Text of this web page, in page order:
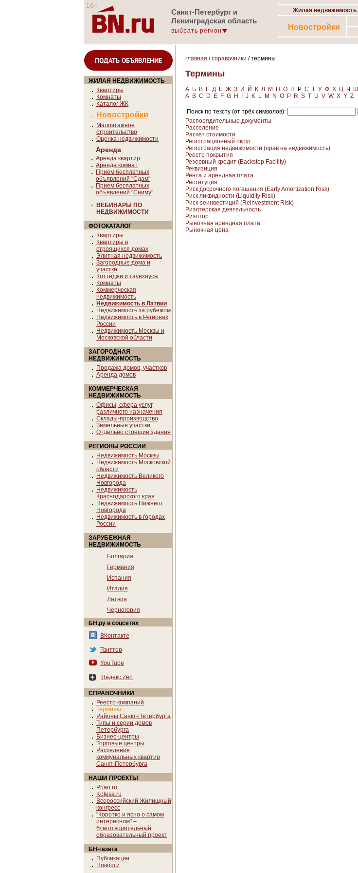
Санкт-Петербург и
Ленинградская область
выбрать регион
Жилая недвижимость
Новостройки
ПОДАТЬ ОБЪЯВЛЕНИЕ
ЖИЛАЯ НЕДВИЖИМОСТЬ
Квартиры
Комнаты
Каталог ЖК
Новостройки
Малоэтажное
строительство
Оценка недвижимости
Аренда
Аренда квартир
Аренда комнат
Прием бесплатных
объявлений "Сдам"
Прием бесплатных
объявлений "Сниму"
ВЕБИНАРЫ ПО
НЕДВИЖИМОСТИ
ФОТОКАТАЛОГ
Квартиры
Квартиры в
строящихся домах
Элитная недвижимость
Загородные дома и
участки
Коттеджи и таунхаусы
Комнаты
Коммерческая
недвижимость
Недвижимость в Латвии
Недвижимость за рубежом
Недвижимость в Регионах
России
Недвижимость Москвы и
Московской области
ЗАГОРОДНАЯ
НЕДВИЖИМОСТЬ
Продажа домов, участков
Аренда домов
КОММЕРЧЕСКАЯ
НЕДВИЖИМОСТЬ
Офисы, сфера услуг,
различного назначения
Склады-производство
Земельные участки
Отдельно стоящие здания
РЕГИОНЫ РОССИИ
Недвижимость Москвы
Недвижимость Московской
области
Недвижимость Великого
Новгорода
Недвижимость
Краснодарского края
Недвижимость Нижнего
Новгорода
Недвижимость в городах
России
ЗАРУБЕЖНАЯ
НЕДВИЖИМОСТЬ
Болгария
Германия
Испания
Италия
Латвия
Черногория
БН.ру в соцсетях
ВКонтакте
Твиттер
YouTube
Яндекс.Zen
СПРАВОЧНИКИ
Реестр компаний
Термины
Районы Санкт-Петербурга
Типы и серии домов
Петербурга
Бизнес-центры
Торговые центры
Расселение
коммунальных квартир
Санкт-Петербурга
НАШИ ПРОЕКТЫ
Prian.ru
Kolesa.ru
Всероссийский Жилищный
конгресс
"Коротко и ясно о самом
интересном" –
благотворительный
образовательный проект
БН-газета
Публикации
Новости
главная /справочники / термины
Термины
А Б В Г Д Е Ж З И Й К Л М Н О П Р С Т У Ф Х Ц Ч Ш
A B C D E F G H J K L M N O P R S T U V W X Y Z
Поиск по тексту (от трёх символов):
Распорядительные документы
Расселение
Расчет стоимости
Регистрационный округ
Регистрация недвижимости (прав на недвижимость)
Реестр покрытия
Резервный кредит (Backstop Facility)
Реквизиция
Рента и арендная плата
Реституция
Риск досрочного погашения (Early Amortization Risk)
Риск ликвидности (Liquidity Risk)
Риск реинвестиций (Reinvestment Risk)
Риэлтерская деятельность
Риэлтор
Рыночная арендная плата
Рыночная цена